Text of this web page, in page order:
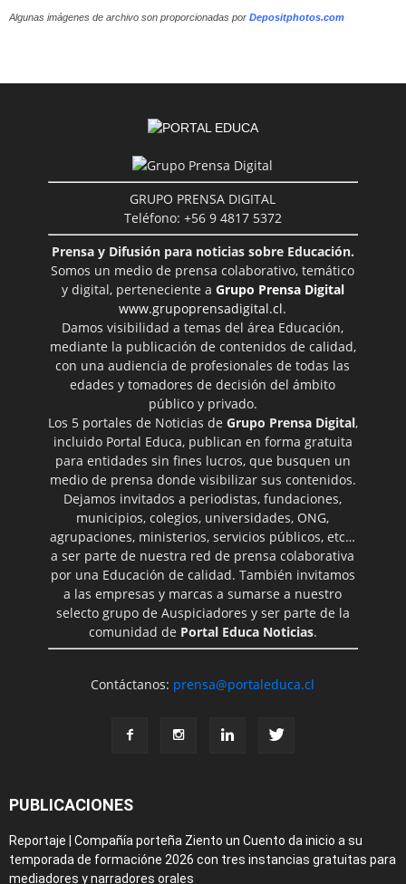
Algunas imágenes de archivo son proporcionadas por Depositphotos.com
GRUPO PRENSA DIGITAL
Teléfono: +56 9 4817 5372
Prensa y Difusión para noticias sobre Educación.
Somos un medio de prensa colaborativo, temático
y digital, perteneciente a Grupo Prensa Digital
www.grupoprensadigital.cl.
Damos visibilidad a temas del área Educación,
mediante la publicación de contenidos de calidad,
con una audiencia de profesionales de todas las
edades y tomadores de decisión del ámbito
público y privado.
Los 5 portales de Noticias de Grupo Prensa Digital,
incluido Portal Educa, publican en forma gratuita
para entidades sin fines lucros, que busquen un
medio de prensa donde visibilizar sus contenidos.
Dejamos invitados a periodistas, fundaciones,
municipios, colegios, universidades, ONG,
agrupaciones, ministerios, servicios públicos, etc…
a ser parte de nuestra red de prensa colaborativa
por una Educación de calidad. También invitamos
a las empresas y marcas a sumarse a nuestro
selecto grupo de Auspiciadores y ser parte de la
comunidad de Portal Educa Noticias.
Contáctanos: prensa@portaleduca.cl
PUBLICACIONES
Reportaje | Compañía porteña Ziento un Cuento da inicio a su
temporada de formacióne 2026 con tres instancias gratuitas para
mediadores y narradores orales